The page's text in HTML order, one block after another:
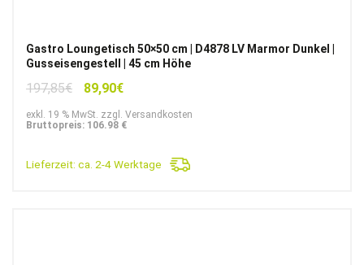
Gastro Loungetisch 50×50 cm | D4878 LV Marmor Dunkel |
Gusseisengestell | 45 cm Höhe
197,85€
Ursprünglicher
war:
89,90€Aktueller
ist:
exkl. 19 % MwSt. zzgl. Versandkosten
Bruttopreis: 106.98 €
Lieferzeit: ca. 2-4 Werktage